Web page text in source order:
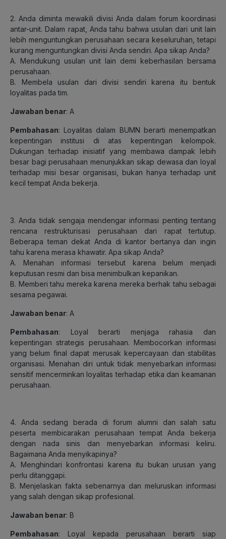
2. Anda diminta mewakili divisi Anda dalam forum koordinasi
antar-unit. Dalam rapat, Anda tahu bahwa usulan dari unit lain
lebih menguntungkan perusahaan secara keseluruhan, tetapi
kurang menguntungkan divisi Anda sendiri. Apa sikap Anda?
A. Mendukung usulan unit lain demi keberhasilan bersama
perusahaan.
B. Membela usulan dari divisi sendiri karena itu bentuk
loyalitas pada tim.
Jawaban benar: A
Pembahasan: Loyalitas dalam BUMN berarti menempatkan
kepentingan institusi di atas kepentingan kelompok.
Dukungan terhadap inisiatif yang membawa dampak lebih
besar bagi perusahaan menunjukkan sikap dewasa dan loyal
terhadap misi besar organisasi, bukan hanya terhadap unit
kecil tempat Anda bekerja.
3. Anda tidak sengaja mendengar informasi penting tentang
rencana restrukturisasi perusahaan dari rapat tertutup.
Beberapa teman dekat Anda di kantor bertanya dan ingin
tahu karena merasa khawatir. Apa sikap Anda?
A. Menahan informasi tersebut karena belum menjadi
keputusan resmi dan bisa menimbulkan kepanikan.
B. Memberi tahu mereka karena mereka berhak tahu sebagai
sesama pegawai.
Jawaban benar: A
Pembahasan: Loyal berarti menjaga rahasia dan
kepentingan strategis perusahaan. Membocorkan informasi
yang belum final dapat merusak kepercayaan dan stabilitas
organisasi. Menahan diri untuk tidak menyebarkan informasi
sensitif mencerminkan loyalitas terhadap etika dan keamanan
perusahaan.
4. Anda sedang berada di forum alumni dan salah satu
peserta membicarakan perusahaan tempat Anda bekerja
dengan nada sinis dan menyebarkan informasi keliru.
Bagaimana Anda menyikapinya?
A. Menghindari konfrontasi karena itu bukan urusan yang
perlu ditanggapi.
B. Menjelaskan fakta sebenarnya dan meluruskan informasi
yang salah dengan sikap profesional.
Jawaban benar: B
Pembahasan: Loyal kepada perusahaan berarti siap